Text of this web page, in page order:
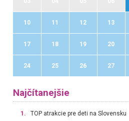
10 11 12 13
17 18 19 20
24 25 26 27
Najčítanejšie
1. TOP atrakcie pre deti na Slovensku